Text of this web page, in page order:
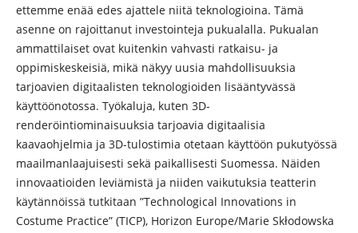
ettemme enää edes ajattele niitä teknologioina. Tämä
asenne on rajoittanut investointeja pukualalla. Pukualan
ammattilaiset ovat kuitenkin vahvasti ratkaisu- ja
oppimiskeskeisiä, mikä näkyy uusia mahdollisuuksia
tarjoavien digitaalisten teknologioiden lisääntyvässä
käyttöönotossa. Työkaluja, kuten 3D-
renderöintiominaisuuksia tarjoavia digitaalisia
kaavaohjelmia ja 3D-tulostimia otetaan käyttöön pukutyössä
maailmanlaajuisesti sekä paikallisesti Suomessa. Näiden
innovaatioiden leviämistä ja niiden vaikutuksia teatterin
käytännöissä tutkitaan ”Technological Innovations in
Costume Practice” (TICP), Horizon Europe/Marie Skłodowska